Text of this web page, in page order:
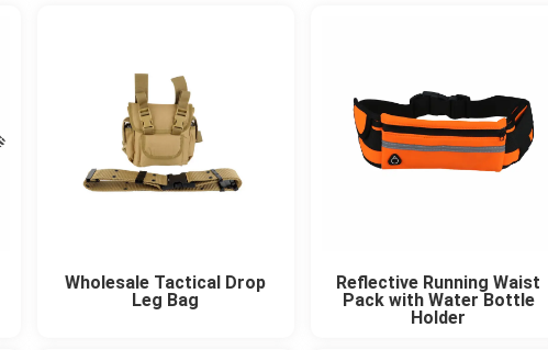
Wholesale Tactical Drop
Leg Bag
Reflective Running Waist
Pack with Water Bottle
Holder